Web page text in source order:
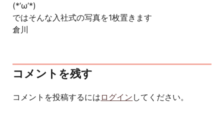
(*’ω’*)
ではそんな入社式の写真を1枚置きます
倉川
コメントを残す
コメントを投稿するには ログイン してください。